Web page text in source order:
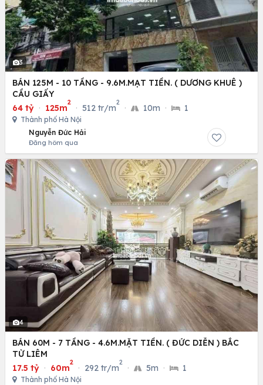
3
BÁN 125M - 10 TẦNG - 9.6M.MẠT TIỀN. ( DƯƠNG KHUÊ )
CẦU GIẤY
64 tỷ · 125m
2
· 512 tr/m
2
· 10m · 1
Thành phố Hà Nội
Nguyễn Đức Hải
Đăng hôm qua
4
BÁN 60M - 7 TẦNG - 4.6M.MẶT TIỀN. ( ĐỨC DIỄN ) BẮC
TỪ LIÊM
17.5 tỷ · 60m
2
· 292 tr/m
2
· 5m · 1
Thành phố Hà Nội